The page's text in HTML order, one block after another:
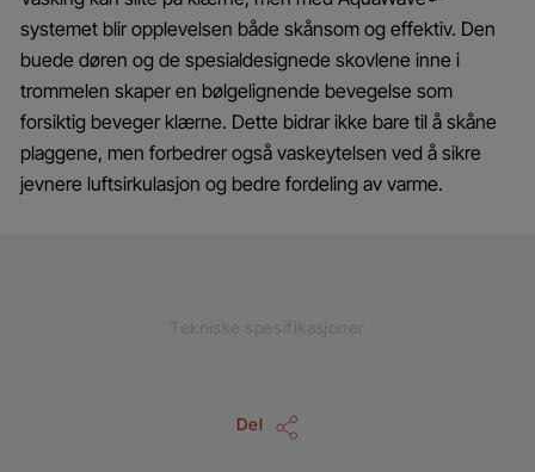
systemet blir opplevelsen både skånsom og effektiv. Den
buede døren og de spesialdesignede skovlene inne i
trommelen skaper en bølgelignende bevegelse som
forsiktig beveger klærne. Dette bidrar ikke bare til å skåne
plaggene, men forbedrer også vaskeytelsen ved å sikre
jevnere luftsirkulasjon og bedre fordeling av varme.
Del